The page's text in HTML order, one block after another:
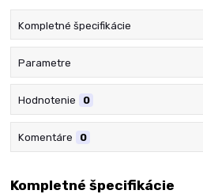
Kompletné špecifikácie
Parametre
Hodnotenie 0
Komentáre 0
Kompletné špecifikácie